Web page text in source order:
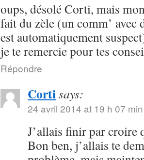
oups, désolé Corti, mais
fait du zèle (un comm’ avec
est automatiquement
je te remercie pour tes
Répondre
Cortisays:
24 avril 2014 at 19 h 07 min
J’allais finir par croire
Bon ben, j’allais te